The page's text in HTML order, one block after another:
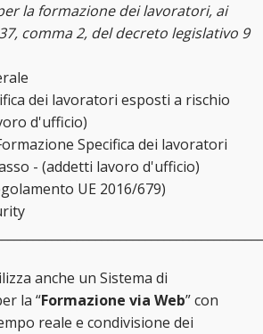
la formazione dei lavoratori, ai
comma 2, del decreto legislativo 9
dei lavoratori esposti a rischio
d'ufficio)
Specifica dei lavoratori
- (addetti lavoro d'ufficio)
UE 2016/679)
anche un Sistema di
la “Formazione via Web” con
reale e condivisione dei